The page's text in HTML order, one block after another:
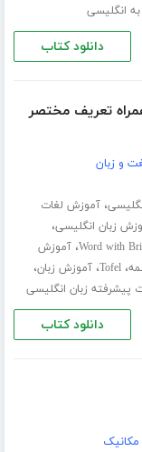
انگلیسی
دانلود کتاب
و زبان
،آموزش لغات
زبان انگلیسی،
Word with،آموزش
،Tofel،آموزش زبان،
پیشرفته زبان انگلیسی
دانلود کتاب